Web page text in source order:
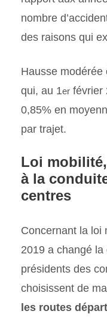
nombre
des raisons qui
Hausse
qui, au 1er février
0,85% en
par trajet.
Loi
à la
centres
Concernant la loi
2019 a changé
présidents des
choisissent de
les routes